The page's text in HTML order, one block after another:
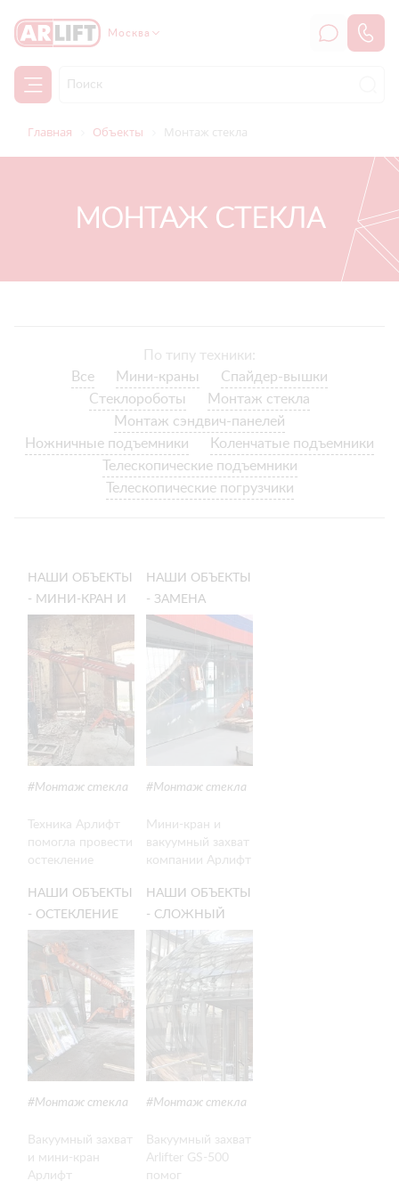
Москва
Главная Объекты Монтаж стекла
МОНТАЖ СТЕКЛА
По типу техники:
Все
Мини-краны
Спайдер-вышки
Стеклороботы
Монтаж стекла
Монтаж сэндвич-панелей
Ножничные подъемники
Коленчатые подъемники
Телескопические подъемники
Телескопические погрузчики
НАШИ ОБЪЕКТЫ
- МИНИ-КРАН И
РЕКОНСТРУКЦИИ
СТАРОГО ДЕПО
Монтаж стекла
Техника Арлифт
помогла провести
остекление
стекол в одном
из исторических
зданий Санкт-
Петербурга.
НАШИ ОБЪЕКТЫ
- ЗАМЕНА
КРУПНОГО
СТЕКЛОПАКЕТА
В ПОМЕЩЕНИИ
Монтаж стекла
Мини-кран и
вакуумный захват
компании Арлифт
монтажом стекла
весом около 700
кг на одном из
стадионов
Северной
столицы.
НАШИ ОБЪЕКТЫ
- ОСТЕКЛЕНИЕ
ОГРАНИЧЕННОМ
ПРОСТРАНСТВЕ
С ПОМОЩЬЮ
ТЕХНИКИ
АРЛИФТ
Монтаж стекла
Вакуумный захват
и мини-кран
Арлифт
НАШИ ОБЪЕКТЫ
- СЛОЖНЫЙ
МОНТАЖ
СФЕРИЧЕСКОГО
СТЕКЛА
ТЕХНИКОЙ
Монтаж стекла
Вакуумный захват
Arlifter GS-500
помог